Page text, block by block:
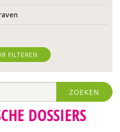
FILTEREN
ZOEKEN
DOSSIERS